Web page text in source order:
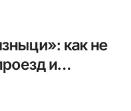
как не
и